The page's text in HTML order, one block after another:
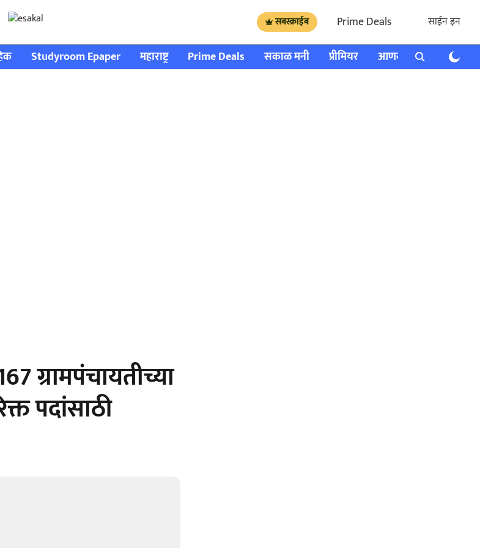
सबस्क्राईब Prime Deals साईन इन
Studyroom Epaper महाराष्ट्र Prime Deals सकाळ मनी प्रीमियर आणखी राशी भविष्य
ग्रामपंचायतीच्या
पदांसाठी